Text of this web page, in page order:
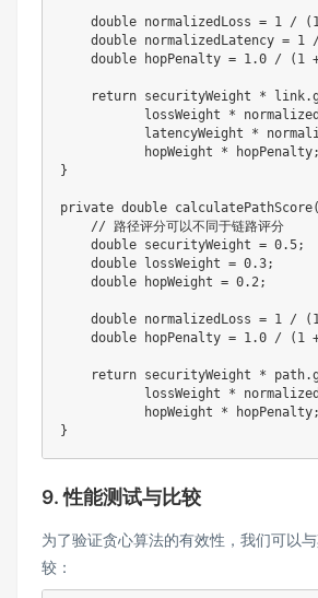
double normalizedLoss = 1 / (
double normalizedLatency = 1 /
double hopPenalty = 1.0 / ( 1
return securityWeight * link.
           lossWeight
*
           latencyWeight
*
           hopWeight
* hopPenalty;
}
private double calculatePathScore(
// 路径评分可以不同于链路评分
double securityWeight = 0.5;
double lossWeight = 0.3;
double hopWeight = 0.2;
double normalizedLoss = 1 / (
double hopPenalty = 1.0 / ( 1
return securityWeight * path.
           lossWeight
*
           hopWeight
* hopPenalty;
}
9. 性能测试与比较
为了验证贪心算法的有效性，我们可以
较：